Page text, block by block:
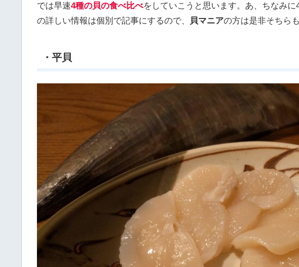
では早速4種の貝の食べ比べをしていこうと思います。あ、ちなみ
の詳しい情報は個別で記事にするので、
貝マニアの方は是非そちら
・平貝